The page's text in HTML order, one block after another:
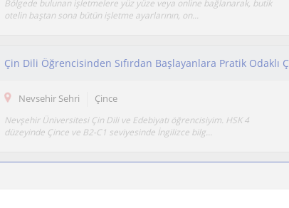
Bölgede bulunan işletmelere yüz yüze veya online bağlanarak, butik
otelin baştan sona bütün işletme ayarlarının, on...
Nevsehir Sehri Çince
Nevşehir Üniversitesi Çin Dili ve Edebiyatı öğrencisiyim. HSK 4
düzeyinde Çince ve B2-C1 seviyesinde İngilizce bilg...